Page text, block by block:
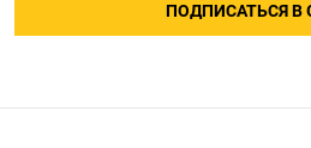
ПОДПИСАТЬСЯ В